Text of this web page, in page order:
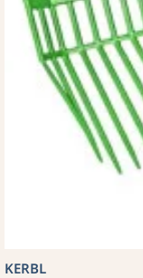
KERBL